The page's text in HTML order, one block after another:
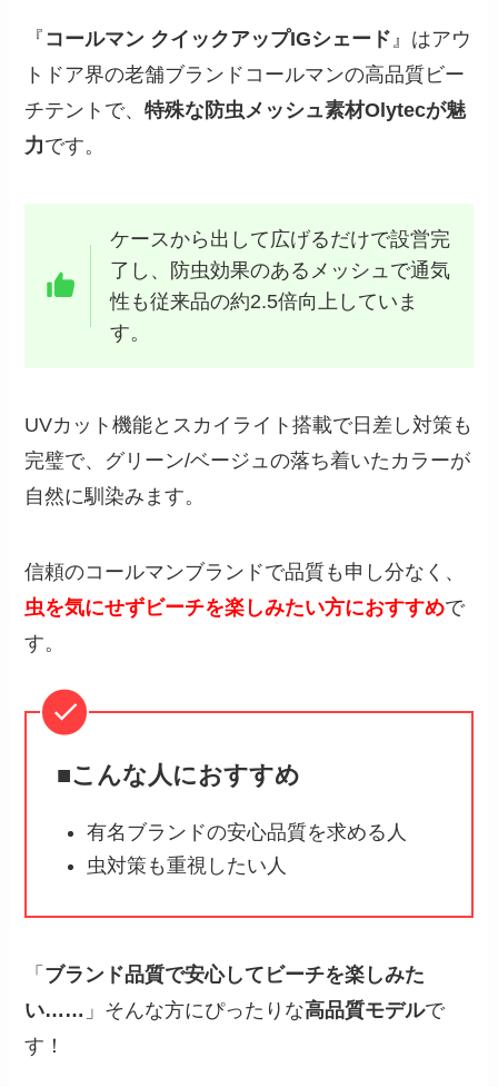
『 コールマン クイックアップIGシェード 』はアウ
トドア界の老舗ブランドコールマンの高品質ビー
チテントで、特殊な防虫メッシュ素材Olytecが魅
力です。
ケースから出して広げるだけで設営完
了し、防虫効果のあるメッシュで通気
性も従来品の約2.5倍向上していま
す。
UVカット機能とスカイライト搭載で日差し対策も
完璧で、グリーン/ベージュの落ち着いたカラーが
自然に馴染みます。
信頼のコールマンブランドで品質も申し分なく、
虫を気にせずビーチを楽しみたい方におすすめで
す。
■こんな人におすすめ
有名ブランドの安心品質を求める人
虫対策も重視したい人
「 ブランド品質で安心してビーチを楽しみた
い…… 」そんな方にぴったりな高品質モデルで
す！